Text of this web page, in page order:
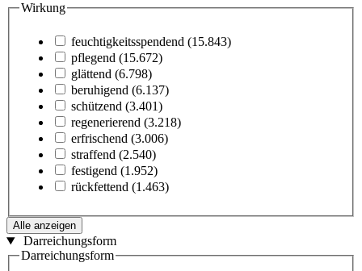
Wirkung
feuchtigkeitsspendend (15.843)
pflegend (15.672)
glättend (6.798)
beruhigend (6.137)
schützend (3.401)
regenerierend (3.218)
erfrischend (3.006)
straffend (2.540)
festigend (1.952)
rückfettend (1.463)
Alle anzeigen
Darreichungsform
Darreichungsform